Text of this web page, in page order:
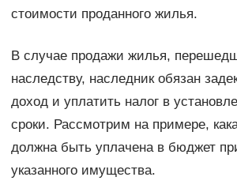
стоимости проданного жилья.
В случае продажи жилья,
наследству, наследник обязан
доход и уплатить налог в
сроки. Рассмотрим на примере,
должна быть уплачена в бюджет
указанного имущества.